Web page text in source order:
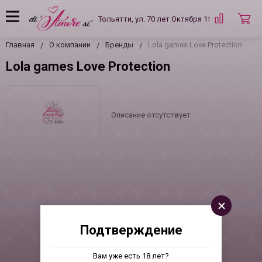
Тольятти, ул. 70 лет Октября 15 Б
Главная О компании Бренды Lola games Love Protection
Lola games Love Protection
Описание отсутствует
Подтверждение
Вам уже есть 18 лет?